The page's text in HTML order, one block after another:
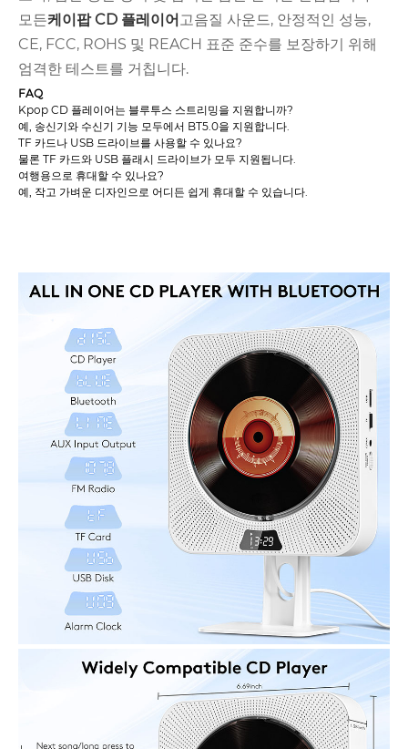
모든케이팝 CD 플레이어고음질 사운드, 안정적인 성능,
CE, FCC, ROHS 및 REACH 표준 준수를 보장하기 위해
엄격한 테스트를 거칩니다.
FAQ
Kpop CD 플레이어는 블루투스 스트리밍을 지원합니까?
예, 송신기와 수신기 기능 모두에서 BT5.0을 지원합니다.
TF 카드나 USB 드라이브를 사용할 수 있나요?
물론 TF 카드와 USB 플래시 드라이브가 모두 지원됩니다.
여행용으로 휴대할 수 있나요?
예, 작고 가벼운 디자인으로 어디든 쉽게 휴대할 수 있습니다.